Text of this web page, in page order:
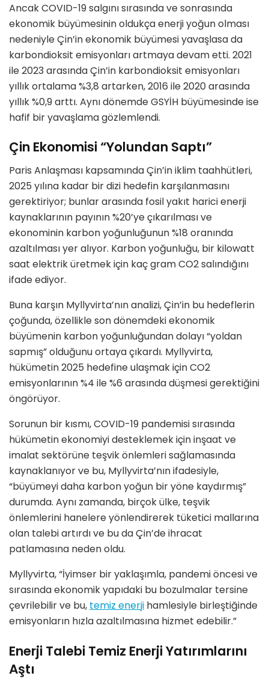
Ancak COVID-19 salgını sırasında ve sonrasında
ekonomik büyümesinin oldukça enerji yoğun olması
nedeniyle Çin’in ekonomik büyümesi yavaşlasa da
karbondioksit emisyonları artmaya devam etti. 2021
ile 2023 arasında Çin’in karbondioksit emisyonları
yıllık ortalama %3,8 artarken, 2016 ile 2020 arasında
yıllık %0,9 arttı. Aynı dönemde GSYİH büyümesinde ise
hafif bir yavaşlama gözlemlendi.
Çin Ekonomisi “Yolundan Saptı”
Paris Anlaşması kapsamında Çin’in iklim taahhütleri,
2025 yılına kadar bir dizi hedefin karşılanmasını
gerektiriyor; bunlar arasında fosil yakıt harici enerji
kaynaklarının payının %20’ye çıkarılması ve
ekonominin karbon yoğunluğunun %18 oranında
azaltılması yer alıyor. Karbon yoğunluğu, bir kilowatt
saat elektrik üretmek için kaç gram CO2 salındığını
ifade ediyor.
Buna karşın Myllyvirta’nın analizi, Çin’in bu hedeflerin
çoğunda, özellikle son dönemdeki ekonomik
büyümenin karbon yoğunluğundan dolayı “yoldan
sapmış” olduğunu ortaya çıkardı. Myllyvirta,
hükümetin 2025 hedefine ulaşmak için CO2
emisyonlarının %4 ile %6 arasında düşmesi gerektiğini
öngörüyor.
Sorunun bir kısmı, COVID-19 pandemisi sırasında
hükümetin ekonomiyi desteklemek için inşaat ve
imalat sektörüne teşvik önlemleri sağlamasında
kaynaklanıyor ve bu, Myllyvirta’nın ifadesiyle,
“büyümeyi daha karbon yoğun bir yöne kaydırmış”
durumda. Aynı zamanda, birçok ülke, teşvik
önlemlerini hanelere yönlendirerek tüketici mallarına
olan talebi artırdı ve bu da Çin’de ihracat
patlamasına neden oldu.
Myllyvirta, “İyimser bir yaklaşımla, pandemi öncesi ve
sırasında ekonomik yapıdaki bu bozulmalar tersine
çevrilebilir ve bu, temiz enerji hamlesiyle birleştiğinde
emisyonların hızla azaltılmasına hizmet edebilir.”
Enerji Talebi Temiz Enerji Yatırımlarını
Aştı